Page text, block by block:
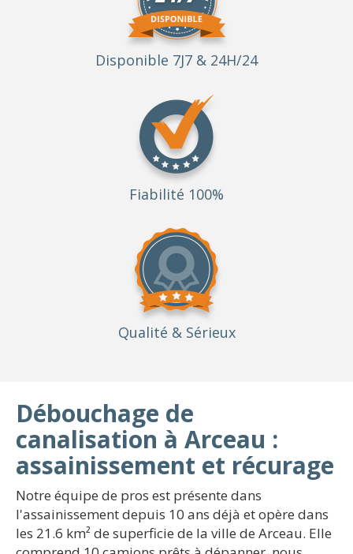
Disponible 7J7 & 24H/24
Fiabilité 100%
Qualité & Sérieux
Débouchage de
canalisation à Arceau :
assainissement et récurage
Notre équipe de pros est présente dans
l'assainissement depuis 10 ans déjà et opère dans
les 21.6 km² de superficie de la ville de Arceau. Elle